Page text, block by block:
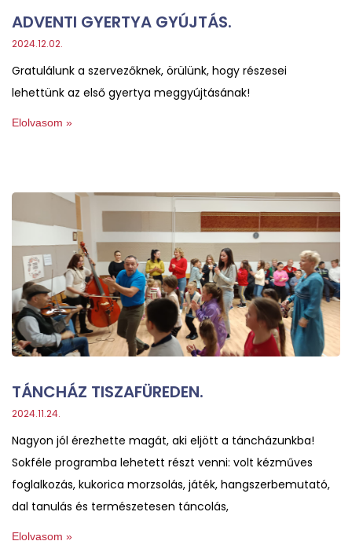
ADVENTI GYERTYA GYÚJTÁS.
2024.12.02.
Gratulálunk a szervezőknek, örülünk, hogy részesei
lehettünk az első gyertya meggyújtásának!
Elolvasom »
TÁNCHÁZ TISZAFÜREDEN.
2024.11.24.
Nagyon jól érezhette magát, aki eljött a táncházunkba!
Sokféle programba lehetett részt venni: volt kézműves
foglalkozás, kukorica morzsolás, játék, hangszerbemutató,
dal tanulás és természetesen táncolás,
Elolvasom »